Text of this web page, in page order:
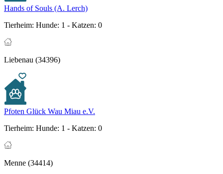
Hands of Souls (A. Lerch)
Tierheim: Hunde: 1 - Katzen: 0
Liebenau (34396)
Pfoten Glück Wau Miau e.V.
Tierheim: Hunde: 1 - Katzen: 0
Menne (34414)